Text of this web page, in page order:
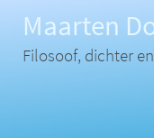
inhoud
Maarten
Filosoof, dichter